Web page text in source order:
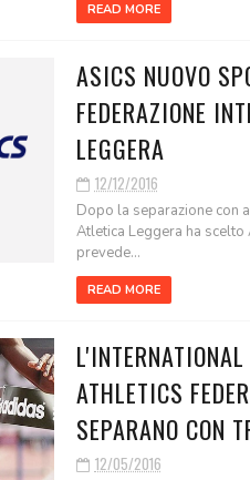
READ MORE
ASICS NUOVO
FEDERAZIONE
LEGGERA
12/12/2016
Dopo la separazione con
Atletica Leggera ha
prevede...
READ MORE
ATHLETICS
SEPARANO CON
12/05/2016